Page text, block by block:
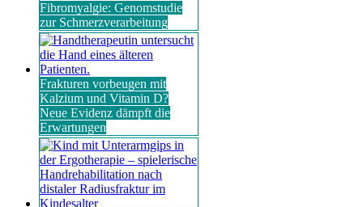
Fibromyalgie: Genomstudie
zur Schmerzverarbeitung
Frakturen vorbeugen mit
Kalzium und Vitamin D?
Neue Evidenz dämpft die
Erwartungen